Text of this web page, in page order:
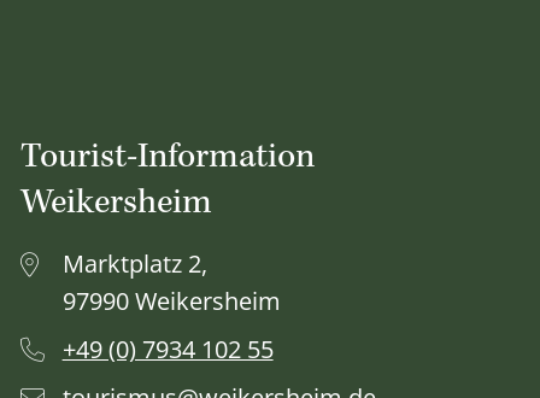
Tourist-Information
Weikersheim
Marktplatz 2,
97990 Weikersheim
+49 (0) 7934 102 55